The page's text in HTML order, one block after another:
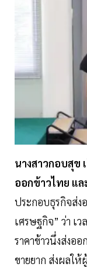
นางสาวกอบสุข
ออกข้าวไทย แ
ประกอบธุรกิจส่ง
เศรษฐกิจ” ว่า เ
ราคาข้าวนึ่งส่งอ
ขายยาก ส่งผลให้